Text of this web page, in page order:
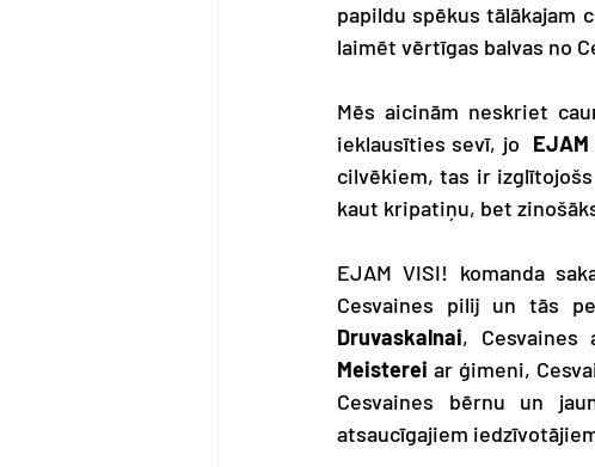
papildu spēkus tālākajam
laimēt vērtīgas balvas no
Mēs aicinām neskriet
ieklausīties sevī, jo
cilvēkiem, tas ir
kaut kripatiņu, bet
EJAM VISI! komanda
Cesvaines pilij un tās
Druvaskalnai, Cesvaines
Meisterei ar ģimeni,
Cesvaines bērnu un
atsaucīgajiem